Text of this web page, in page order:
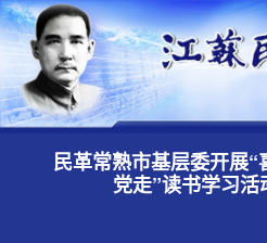
民革常熟市基层委开展
党走”读书学习活